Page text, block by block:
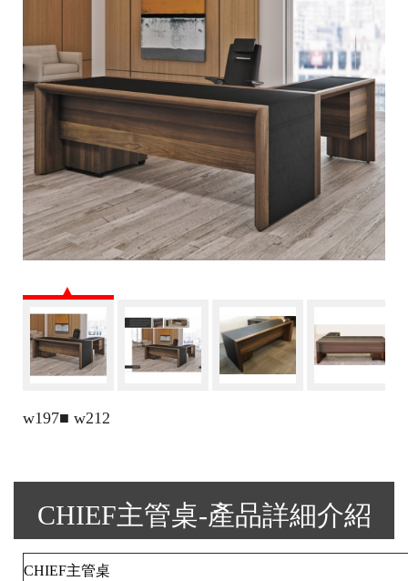
w197■ w212
CHIEF主管桌-產品詳細介紹
CHIEF主管桌